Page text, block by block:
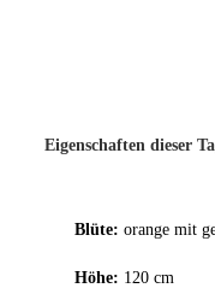
Eigenschaften dieser
Blüte: orange mit
Höhe: 120 cm